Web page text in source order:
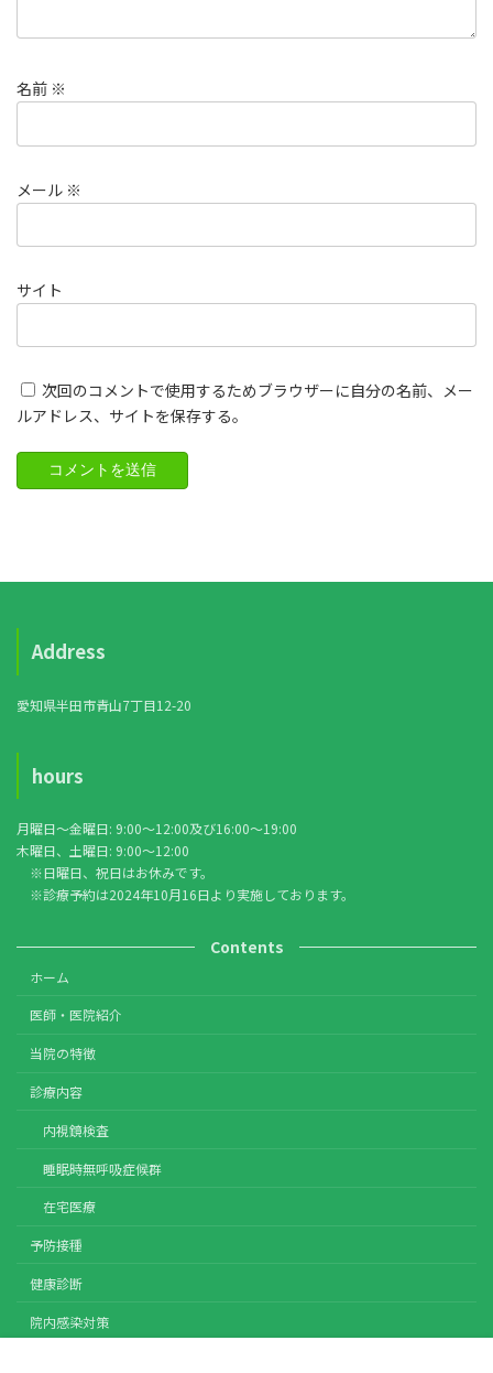
名前 ※
メール ※
サイト
次回のコメントで使用するためブラウザーに自分の名前、メー
ルアドレス、サイトを保存する。
Address
愛知県半田市青山7丁目12-20
hours
月曜日〜金曜日: 9:00〜12:00及び16:00〜19:00
木曜日、土曜日: 9:00〜12:00
※日曜日、祝日はお休みです。
※診療予約は2024年10月16日より実施しております。
Contents
ホーム
医師・医院紹介
当院の特徴
診療内容
内視鏡検査
睡眠時無呼吸症候群
在宅医療
予防接種
健康診断
院内感染対策